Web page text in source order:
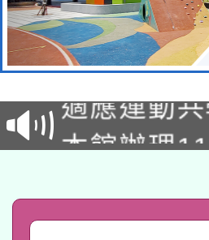
本校115學
招甄選結
招)
適應運動
本館辦理
礎課程
A3數位素